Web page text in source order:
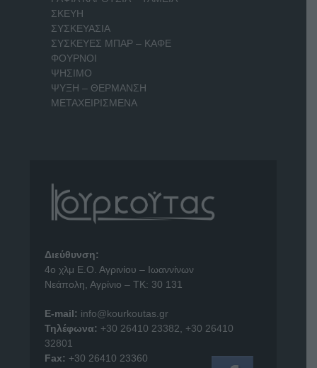
ΣΚΕΥΗ
ΣΥΣΚΕΥΑΣΙΑ
ΣΥΣΚΕΥΕΣ ΜΠΑΡ – ΚΑΦΕ
ΦΟΥΡΝΟΙ
ΨΗΣΙΜΟ
ΨΥΞΗ – ΘΕΡΜΑΝΣΗ
ΜΕΤΑΧΕΙΡΙΣΜΕΝΑ
Διεύθυνση:
4o χλμ Ε.Ο. Αγρινίου – Ιωαννίνων
Νεάπολη, Αγρίνιο – ΤΚ: 30 131
E-mail: info@kourkoutas.gr
Τηλέφωνα: +30 26410 23382
+30 26410
32801
Fax: +30 26410 23360